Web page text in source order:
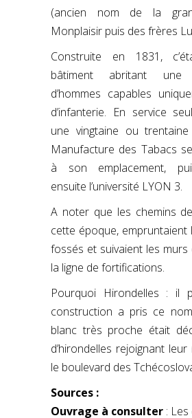
(ancien nom de la
Monplaisir puis des frères
Construite en 1831,
bâtiment abritant une
d’hommes capables
d’infanterie. En service
une vingtaine ou trentaine
Manufacture des Tabacs
à son emplacement,
ensuite l’université LYON 3.
A noter que les chemins
cette époque, empruntaient
fossés et suivaient les murs
la ligne de fortifications.
Pourquoi Hirondelles : il
construction a pris ce
blanc très proche était
d’hirondelles rejoignant
le boulevard des
Sources :
Ouvrage à consulter :